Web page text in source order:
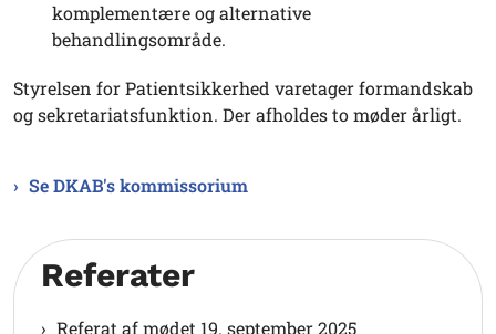
komplementære og alternative
behandlingsområde.
Styrelsen for Patientsikkerhed varetager formandskab
og sekretariatsfunktion. Der afholdes to møder årligt.
Se DKAB's kommissorium
Referater
Referat af mødet 19. september 2025